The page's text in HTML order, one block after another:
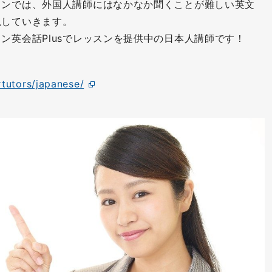
では、外国人講師にはなかなか聞くことが難しい英文
ていきます。
英会話Plusでレッスンを提供中の日本人講師です！
japanese/